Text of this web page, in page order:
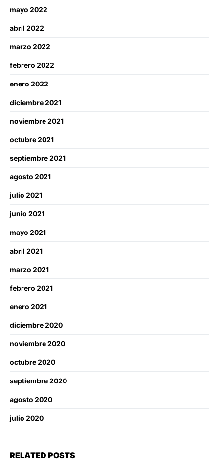
mayo 2022
abril 2022
marzo 2022
febrero 2022
enero 2022
diciembre 2021
noviembre 2021
octubre 2021
septiembre 2021
agosto 2021
julio 2021
junio 2021
mayo 2021
abril 2021
marzo 2021
febrero 2021
enero 2021
diciembre 2020
noviembre 2020
octubre 2020
septiembre 2020
agosto 2020
julio 2020
RELATED POSTS